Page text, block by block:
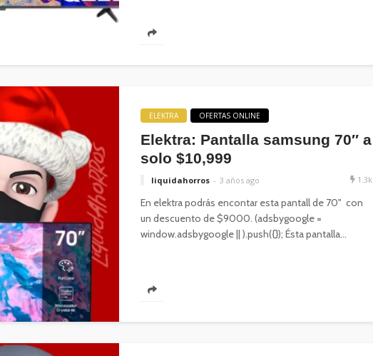
ELEKTRA OFERTAS ONLINE
Elektra: Pantalla samsung 70″ a
solo $10,999
liquidahorros 3 años ago 1.3k
En elektra podrás encontar esta pantall de 70" con
un descuento de $9000. (adsbygoogle =
window.adsbygoogle || ).push({}); Ésta pantalla...